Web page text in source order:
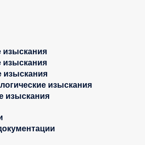
изыскания
изыскания
изыскания
изыскания
изыскания